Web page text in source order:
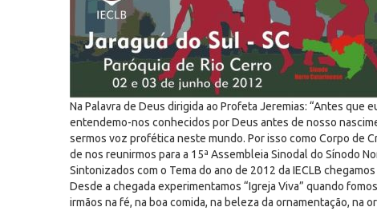
Na Palavra de Deus dirigida ao Profeta Jeremias: “Antes que
entendemo-nos conhecidos por Deus antes de nosso
sermos voz profética neste mundo. Por isso como Corpo de
de nos reunirmos para a 15ª Assembleia Sinodal do Sínodo
Sintonizados com o Tema do ano de 2012 da IECLB
Desde a chegada experimentamos “Igreja Viva” quando
irmãos na fé, na boa comida, na beleza da ornamentação,